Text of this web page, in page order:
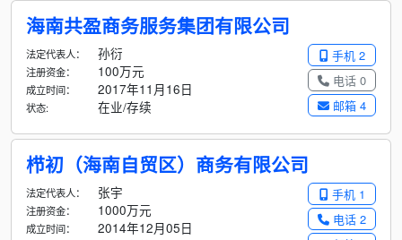
海南共盈商务服务集团有限公司
手机 2
电话 0
邮箱 4
法定代表人： 孙衍
注册资金： 100万元
成立时间： 2017年11月16日
状态: 在业/存续
栉初（海南自贸区）商务有限公司
手机 1
电话 2
法定代表人： 张宇
注册资金： 1000万元
成立时间： 2014年12月05日